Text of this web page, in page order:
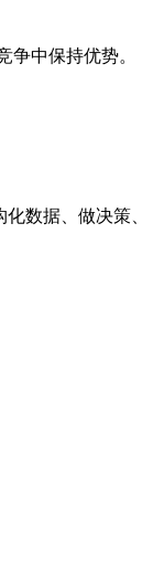
中保持优势。
数据、做决策、